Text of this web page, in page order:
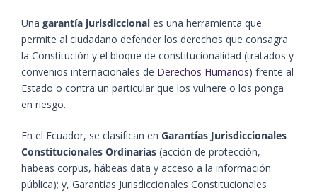
Una garantía jurisdiccional es una herramienta que
permite al ciudadano defender los derechos que consagra
la Constitución y el bloque de constitucionalidad (tratados y
convenios internacionales de Derechos Humanos) frente al
Estado o contra un particular que los vulnere o los ponga
en riesgo.
En el Ecuador, se clasifican en Garantías Jurisdiccionales
Constitucionales Ordinarias (acción de protección,
habeas corpus, hábeas data y acceso a la información
pública); y, Garantías Jurisdiccionales Constitucionales